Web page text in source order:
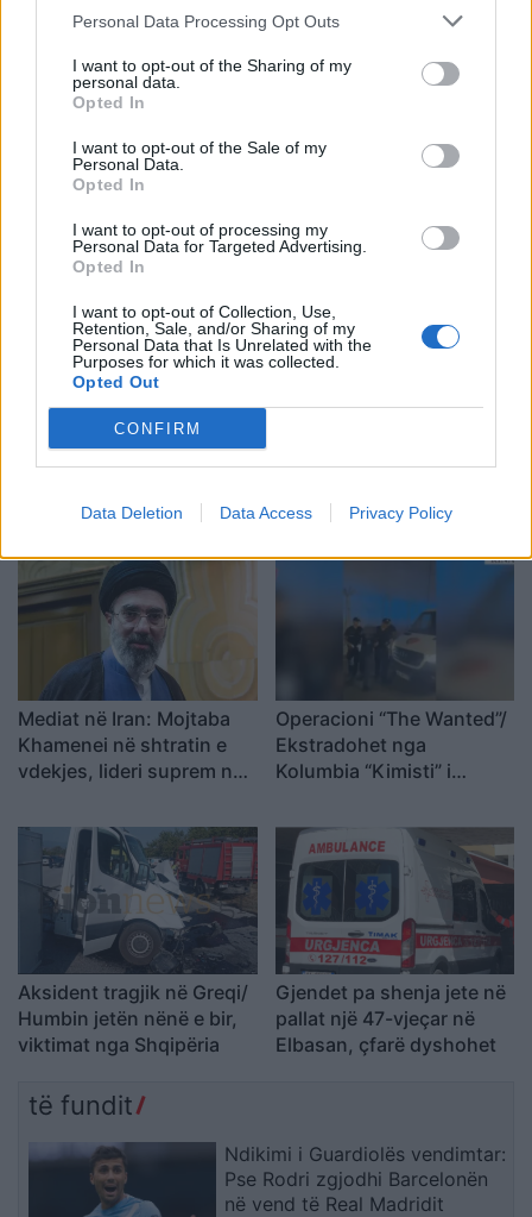
Personal Data Processing Opt Outs
I want to opt-out of the Sharing of my
personal data.
Opted In
I want to opt-out of the Sale of my
Personal Data.
Opted In
I want to opt-out of processing my
Personal Data for Targeted Advertising.
Opted In
I want to opt-out of Collection, Use,
Retention, Sale, and/or Sharing of my
Personal Data that Is Unrelated with the
Purposes for which it was collected.
Opted Out
CONFIRM
Data Deletion Data Access Privacy Policy
E ardhmja e Kombëtares
shqiptare, firmos si
profesionist me gjigantët
e Premier Ligë: “Djall” i
goditjeve të dënimit
Mashtronte në internet
Prokuroria e Tiranës
dërgon për gjykim
Publikohen pamjet nga
aksidenti tragjik në Greqi
ku humbën jetën nënë e
bir nga Shqipëria, dy
më kokë (VIDEO)
paralajmëruar i aeroportit
të Vlorës rrezikon qindra
milionë euro në arbitrazh
Mediat në Iran: Mojtaba
Khamenei në shtratin e
vdekjes, lideri suprem në
shëndetësore
Operacioni “The Wanted”/
Ekstradohet nga
Kolumbia “Kimisti” i
sillet në Shqipëri nga
Italia, i kërkuar për vepra
të rënda penale (VIDEO)
Aksident tragjik në Greqi/
Humbin jetën nënë e bir,
viktimat nga Shqipëria
Gjendet pa shenja jete në
pallat një 47-vjeçar në
Elbasan, çfarë dyshohet
të fundit
Ndikimi i Guardiolës vendimtar:
Pse Rodri zgjodhi Barcelonën
në vend të Real Madridit